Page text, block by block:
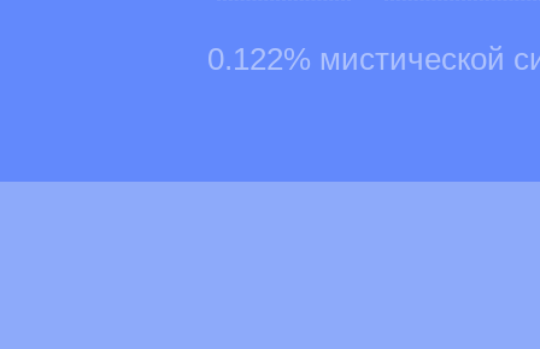
0.122% мистической